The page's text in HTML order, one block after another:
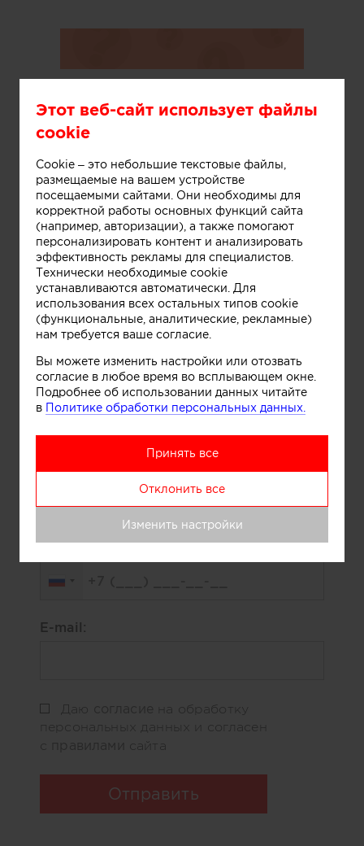
Play
23:11
Play
Информация
Понравилась работа? Хотите
реализовать нечто
подобное?
Заполните форму ниже и автор работы
сам свяжется с вами для обсуждения
Телефон:
E-mail:
Даю
на обработку
персональных данных и согласен
с
сайта
Отправить
Этот веб-сайт использует файлы
cookie
Cookie – это небольшие текстовые файлы,
размещаемые на вашем устройстве
посещаемыми сайтами. Они необходимы для
корректной работы основных функций сайта
(например, авторизации), а также помогают
персонализировать контент и анализировать
эффективность рекламы для специалистов.
Технически необходимые cookie
устанавливаются автоматически. Для
использования всех остальных типов cookie
(функциональные, аналитические, рекламные)
нам требуется ваше согласие.
Вы можете изменить настройки или отозвать
согласие в любое время во всплывающем окне.
Подробнее об использовании данных читайте
в Политике обработки персональных данных.
Принять все
Отклонить все
Изменить настройки